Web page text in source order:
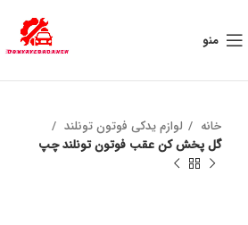
منو
خانه
لوازم یدکی فوتون تونلند
گل پخش کن عقب فوتون تونلند چپ
به علت نوسان ارز ، لطفا قبل از خرید تماس بگیرید.